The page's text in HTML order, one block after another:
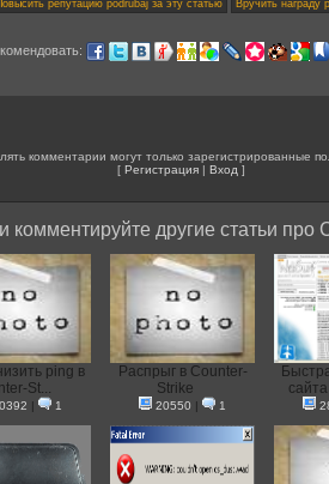
комментарии могут только зарегистрированные
[ Регистрация | Вход ]
комментируйте другие статьи про
ping в
St...
| 1
Распрыг в Counter-
Strike
20550 | 1